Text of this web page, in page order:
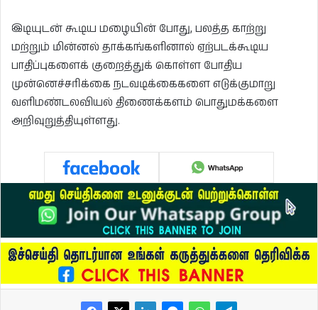
இடியுடன் கூடிய மழையின் போது, பலத்த காற்று
மற்றும் மின்னல் தாக்கங்களினால் ஏற்படக்கூடிய
பாதிப்புகளைக் குறைத்துக் கொள்ள போதிய
முன்னெச்சரிக்கை நடவடிக்கைகளை எடுக்குமாறு
வளிமண்டலவியல் திணைக்களம் பொதுமக்களை
அறிவுறுத்தியுள்ளது.